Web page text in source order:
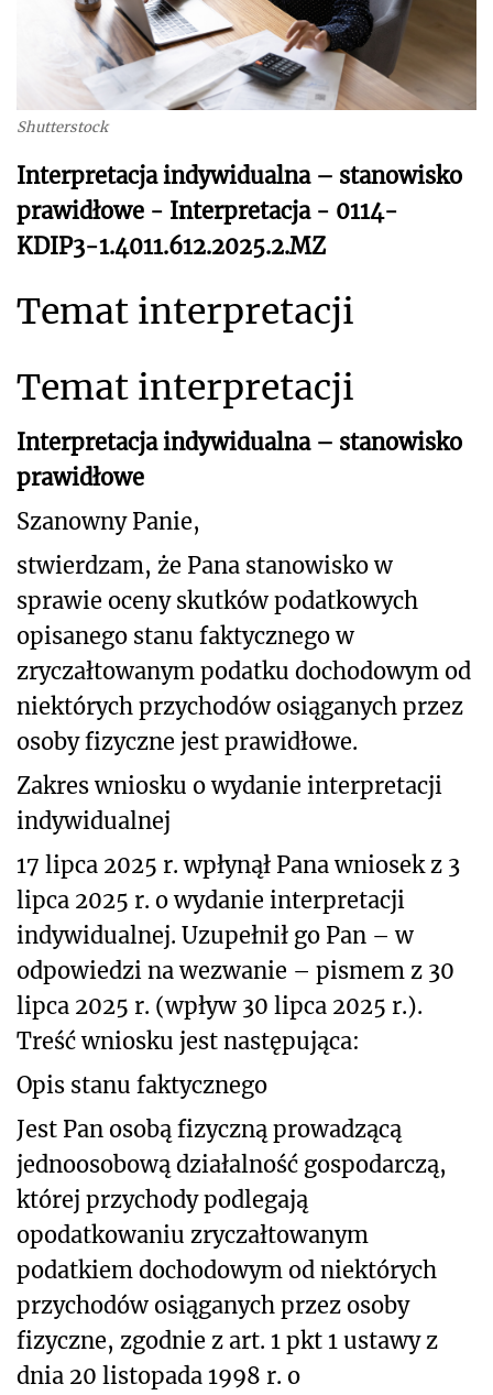
Shutterstock
Interpretacja indywidualna – stanowisko
prawidłowe - Interpretacja - 0114-
KDIP3-1.4011.612.2025.2.MZ
Temat interpretacji
Temat interpretacji
Interpretacja indywidualna – stanowisko
prawidłowe
Szanowny Panie,
stwierdzam, że Pana stanowisko w
sprawie oceny skutków podatkowych
opisanego stanu faktycznego w
zryczałtowanym podatku dochodowym od
niektórych przychodów osiąganych przez
osoby fizyczne jest prawidłowe.
Zakres wniosku o wydanie interpretacji
indywidualnej
17 lipca 2025 r. wpłynął Pana wniosek z 3
lipca 2025 r. o wydanie interpretacji
indywidualnej. Uzupełnił go Pan – w
odpowiedzi na wezwanie – pismem z 30
lipca 2025 r. (wpływ 30 lipca 2025 r.).
Treść wniosku jest następująca:
Opis stanu faktycznego
Jest Pan osobą fizyczną prowadzącą
jednoosobową działalność gospodarczą,
której przychody podlegają
opodatkowaniu zryczałtowanym
podatkiem dochodowym od niektórych
przychodów osiąganych przez osoby
fizyczne, zgodnie z art. 1 pkt 1 ustawy z
dnia 20 listopada 1998 r. o